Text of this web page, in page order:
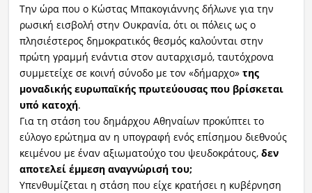
Την ώρα που ο Κώστας Μπακογιάννης δήλωνε για την
ρωσική εισβολή στην Ουκρανία, ότι οι πόλεις ως ο
πλησιέστερος δημοκρατικός θεσμός καλούνται στην
πρώτη γραμμή ενάντια στον αυταρχισμό, ταυτόχρονα
συμμετείχε σε κοινή σύνοδο με τον «δήμαρχο»της
μοναδικής ευρωπαϊκής πρωτεύουσας που βρίσκεται
υπό κατοχή.
Για τη στάση του δημάρχου Αθηναίων προκύπτει το
εύλογο ερώτημα αν η υπογραφή ενός επίσημου διεθνούς
κειμένου με έναν αξιωματούχο του ψευδοκράτους, δεν
αποτελεί έμμεση αναγνώρισή του;
Υπενθυμίζεται η στάση που είχε κρατήσει η κυβέρνηση